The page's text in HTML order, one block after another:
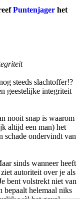
Puntenjager het
steeds slachtoffer!?
geestelijke integriteit
nooit snap is waarom
altijd een man) het
schade ondervindt van
sinds wanneer heeft
autoriteit over je als
bent volstrekt niet van
bepaalt helemaal niks
wèl het geval.